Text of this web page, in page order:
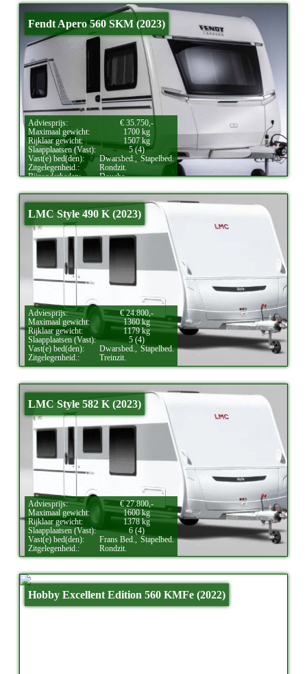
Fendt Apero 560 SKM (2023)
Adviesprijs:
€ 35.750,-
Maximaal gewicht:
1700 kg
Rijklaar gewicht:
1507 kg
Slaapplaatsen (Vast):
5 (4)
Vast(e) bed(den):
Dwarsbed., Stapelbed.
Zitgelegenheid.:
Rondzit.
Bijzonderheden:
Douche.
LMC Style 490 K (2023)
Adviesprijs:
€ 24.800,-
Maximaal gewicht:
1360 kg
Rijklaar gewicht:
1179 kg
Slaapplaatsen (Vast):
5 (4)
Vast(e) bed(den):
Dwarsbed., Stapelbed.
Zitgelegenheid.:
Treinzit.
LMC Style 582 K (2023)
Adviesprijs:
€ 27.800,-
Maximaal gewicht:
1600 kg
Rijklaar gewicht:
1378 kg
Slaapplaatsen (Vast):
6 (4)
Vast(e) bed(den):
Frans Bed.,
Stapelbed.
Zitgelegenheid.:
Rondzit.
Hobby Excellent Edition 560 KMFe (2022)